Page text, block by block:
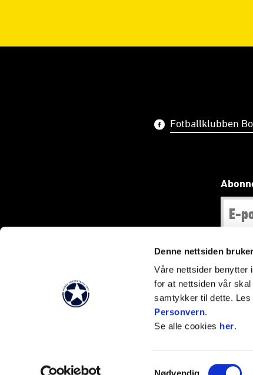
Denne nettsiden
Våre nettsider benytter
for at nettsiden vår
samtykker til dette.
Personvern.
Se alle cookies her.
Samtykkevalg
Nødvendig
Fotballklubben
Bilder og